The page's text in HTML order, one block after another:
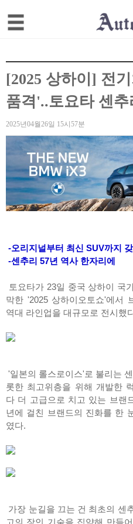
[2025 상하이] 전
품격'..토요타 센추
2025년04월26일 15시57분
-오리지널부터 최신 SUV까지
-센추리 57년 역사 한자리에
토요타가 23일 중국 상하이 국
막한 '2025 상하이오토쇼'에서
역대 라인업을 대규모로 전시했
'일본의 롤스로이스'로 불리는
롯한 최고위층을 위해 개발한
다 더 고급으로 치고 있는 브랜
년에 걸친 브랜드의 진화를 한
였다.
가장 눈길을 끄는 건 최초의 센